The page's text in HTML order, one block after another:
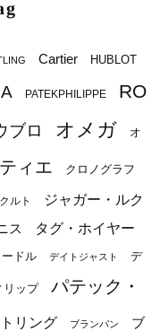
Cartier HUBLOT
PATEKPHILIPPE
RO
ブロ オメガ オ
ィエ クロノグラフ
ルト
ジャガー・ルク
ス タグ・ホイヤー
ドル デイトジャスト デ
リップ
パテック・
リング ブランパン ブ